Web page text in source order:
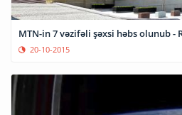
MTN-in 7 vəzifəli şəxsi həbs olunub -
20-10-2015